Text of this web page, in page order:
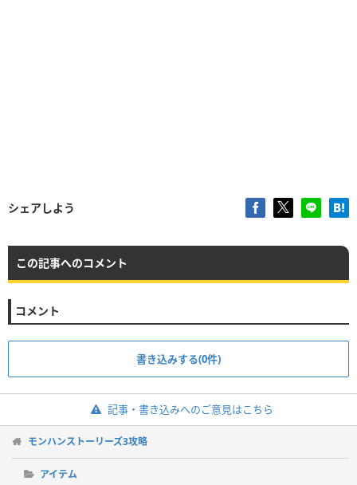
シェアしよう
この記事へのコメント
コメント
書き込みする(0件)
記事・書き込みへのご意見はこちら
モンハンストーリーズ3攻略
アイテム